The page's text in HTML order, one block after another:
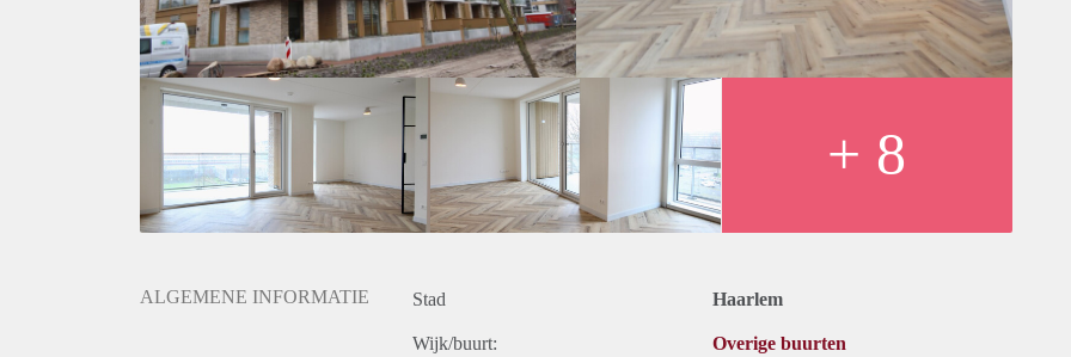
Energielabel A++++
WTW installatie, vloerverwarming, zonnepanelen
Gasvrije woning, zeer energiezuinig
Balkon op het zuidwesten
Eigen parkeerplek en prive berging in ondergrondse garage
De woning wordt gestoffeerd, ongemeubileerd opgeleverd. Verlichting en gordijnen aanwezig.
Huurprijs is inclusief parkeerplek en servicekosten voor het gebouw
Huurprijs is exclusief elektra/water/tv-internet en gebruikerslasten
Verhuurder heeft het recht van gunning.
+ 8
ALGEMENE INFORMATIE Stad Haarlem
Wijk/buurt: Overige buurten